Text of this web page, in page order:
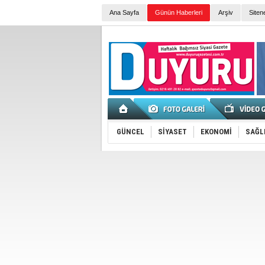
Ana Sayfa Günün Haberleri Arşiv
GÜNCEL SİYASET EKONOMİ